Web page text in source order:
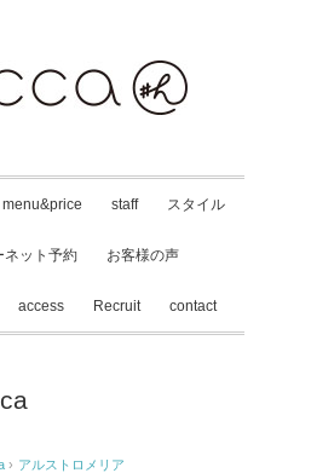
menu&price staff スタイル
ネット予約 お客様の声
access Recruit contact
› アルストロメリア